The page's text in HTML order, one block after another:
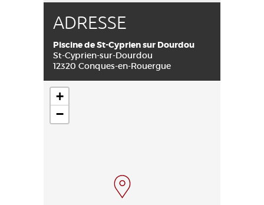
ADRESSE
Piscine de St-Cyprien sur Dourdou
St-Cyprien-sur-Dourdou
12320 Conques-en-Rouergue
+
−